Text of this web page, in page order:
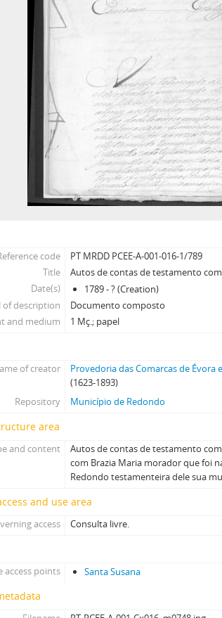
code
PT MRDD PCEE-A-001-016-1/789
Title
Autos de contas de testamento
Date(s)
1789 - ? (Creation)
of description
Documento composto
and medium
1 Mç.; papel
of creator
Provedoria das Comarcas de Évora
(1623-1893)
Repository
Município de Redondo
area
and content
Autos de contas de testamento
com Brazia Maria morador que foi
Redondo testamenteira dele sua
and use area
access Consulta livre.
access points Santa Susana